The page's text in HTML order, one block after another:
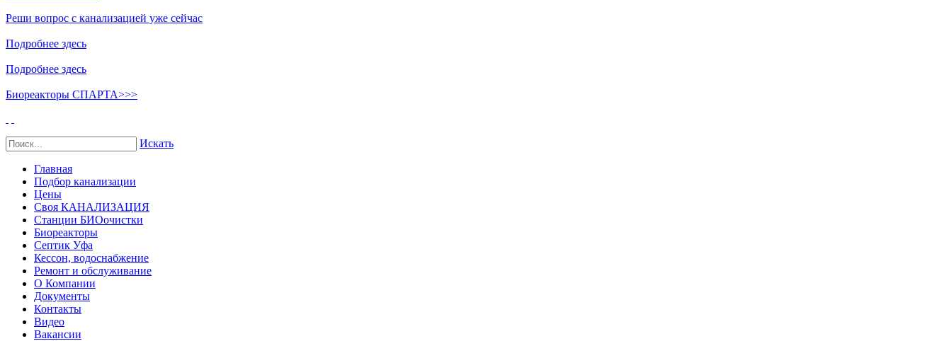
Реши вопрос с канализацией уже сейчас
Подробнее здесь
Подробнее здесь
Биореакторы СПАРТА>>>
Искать
Главная
Подбор канализации
Цены
Своя КАНАЛИЗАЦИЯ
Станции БИОочистки
Биореакторы
Септик Уфа
Кессон, водоснабжение
Ремонт и обслуживание
О Компании
Документы
Контакты
Видео
Вакансии